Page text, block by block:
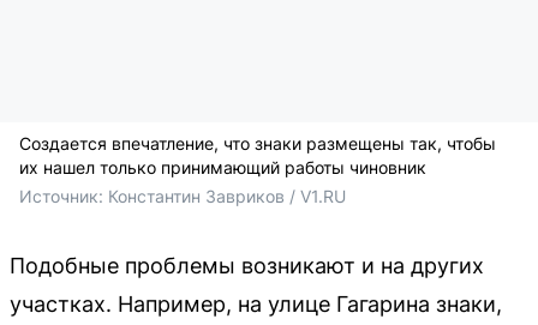
Создается впечатление, что знаки размещены так, чтобы
их нашел только принимающий работы чиновник
Источник: Константин Завриков / V1.RU
Подобные проблемы возникают и на других
участках. Например, на улице Гагарина знаки,